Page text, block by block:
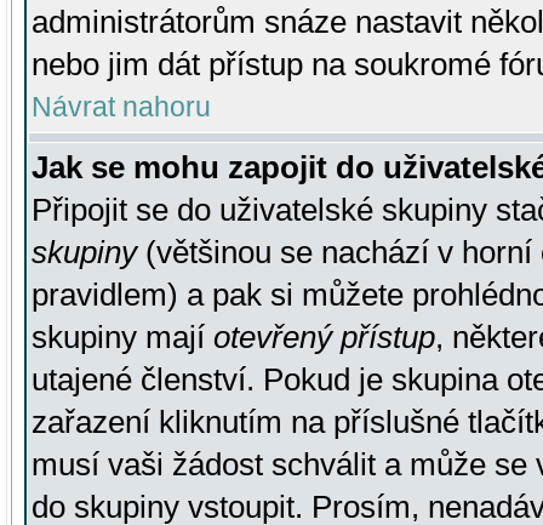
administrátorům snáze nastavit
nebo jim dát přístup na soukromé
Návrat nahoru
Jak se mohu zapojit do
Připojit se do uživatelské skupiny
skupiny(většinou se nachází v horní
pravidlem) a pak si můžete
skupiny mají otevřený přístup,
utajené členství. Pokud je skupina
zařazení kliknutím na příslušné
musí vaši žádost schválit a může se
do skupiny vstoupit. Prosím,